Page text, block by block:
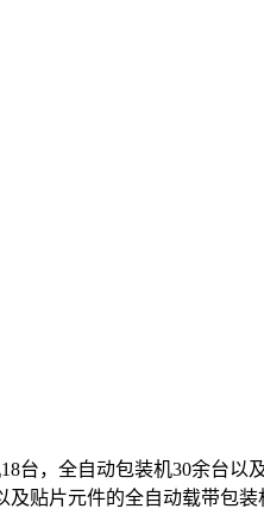
，全自动包装机30余台以
贴片元件的全自动载带包